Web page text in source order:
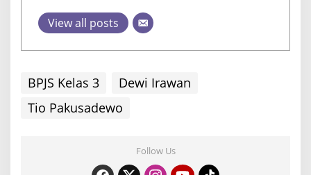
View all posts
BPJS Kelas 3
Dewi Irawan
Tio Pakusadewo
Follow Us